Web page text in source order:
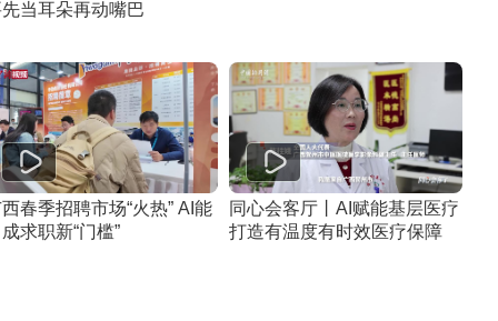
当耳朵再动嘴巴
春季招聘市场“火热” AI能
求职新“门槛”
同心会客厅丨AI赋能基层医疗
打造有温度有时效医疗保障